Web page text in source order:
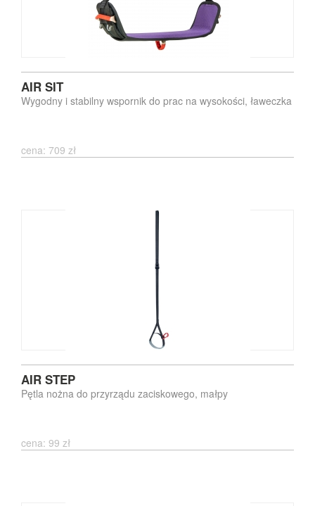
AIR SIT
Wygodny i stabilny wspornik do prac na wysokości, ławeczka
cena: 709 zł
AIR STEP
Pętla nożna do przyrządu zaciskowego, małpy
cena: 99 zł